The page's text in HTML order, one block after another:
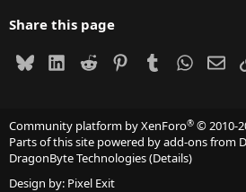
Share this page
BlueskyLinkedIn
Reddit PinterestTumblr
Community platform by XenForo® © 2010-
Parts of this site powered byadd-ons from
DragonByte Technologies(Details)
Design by: Pixel Exit